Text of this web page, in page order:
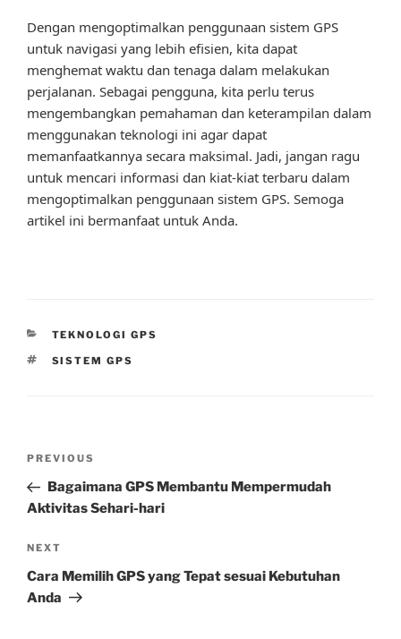
Dengan mengoptimalkan penggunaan sistem GPS
untuk navigasi yang lebih efisien, kita dapat
menghemat waktu dan tenaga dalam melakukan
perjalanan. Sebagai pengguna, kita perlu terus
mengembangkan pemahaman dan keterampilan dalam
menggunakan teknologi ini agar dapat
memanfaatkannya secara maksimal. Jadi, jangan ragu
untuk mencari informasi dan kiat-kiat terbaru dalam
mengoptimalkan penggunaan sistem GPS. Semoga
artikel ini bermanfaat untuk Anda.
CATEGORIES
TEKNOLOGI GPS
TAGS
SISTEM GPS
Previous
Post
PREVIOUS
Bagaimana GPS Membantu Mempermudah
Aktivitas Sehari-hari
Next
Post
NEXT
Cara Memilih GPS yang Tepat sesuai Kebutuhan
Anda